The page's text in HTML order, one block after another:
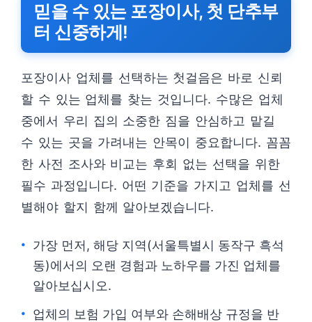
믿을 수 있는 포장이사, 첫 단추부
터 신중하게!
포장이사 업체를 선택하는 첫걸음은 바로 신뢰
할 수 있는 업체를 찾는 것입니다. 수많은 업체
중에서 우리 집의 소중한 짐을 안심하고 맡길
수 있는 곳을 가려내는 안목이 중요합니다. 꼼꼼
한 사전 조사와 비교는 후회 없는 선택을 위한
필수 과정입니다. 어떤 기준을 가지고 업체를 선
별해야 할지 함께 알아보겠습니다.
가장 먼저, 해당 지역(서울특별시 동작구 흑석
동)에서의 오랜 경험과 노하우를 가진 업체를
알아보십시오.
업체의 보험 가입 여부와 손해배상 규정을 반